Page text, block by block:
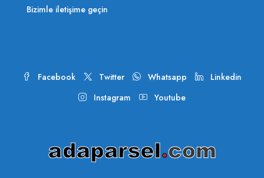
Bizimle iletişime geçin
Facebook Twitter Whatsapp
Linkedin
Instagram
Youtube